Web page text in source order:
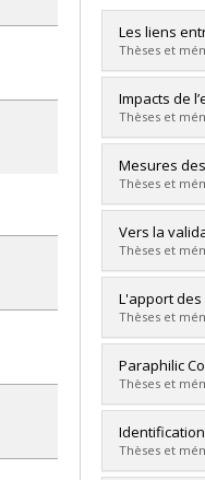
Les liens
Thèses et
Graduate :
Cycle :
Grade :Ph.
Impacts de
Thèses et
Graduate :
Cycle :
Grade :Ph.
Mesures
Thèses et
Graduate :
Cycle :
Grade :Ph.
Vers la
Thèses et
Graduate :
Cycle :
Grade :Ph.
L'apport
Thèses et
Graduate :
Cycle :
Grade :Ph.
Paraphilic
Thèses et
Graduate :
Cycle :
Grade :Ph.
Thèses et